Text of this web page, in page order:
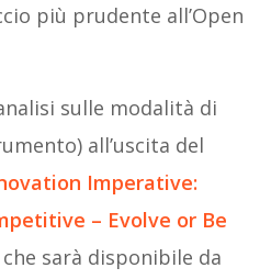
più prudente all’Open
sulle modalità di
all’uscita del
Imperative:
– Evolve or Be
che sarà disponibile da